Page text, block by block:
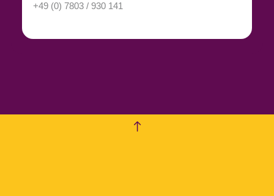
+49 (0) 7803 / 930 141